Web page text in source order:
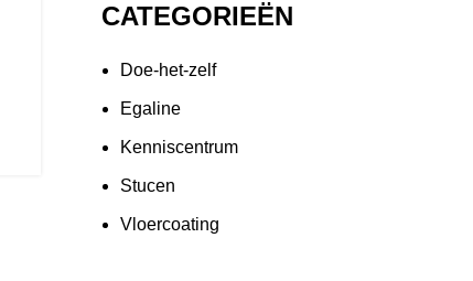
CATEGORIEËN
Doe-het-zelf
Egaline
Kenniscentrum
Stucen
Vloercoating